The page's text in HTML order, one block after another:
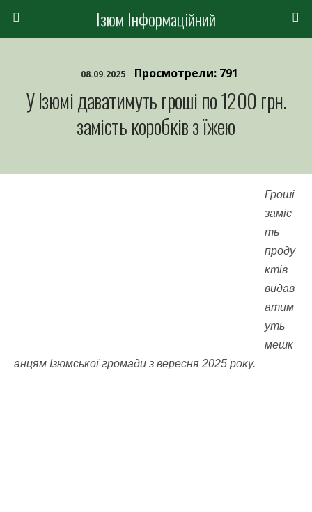
Ізюм Інформаційний
08.09.2025 Просмотрели: 791
У Ізюмі даватимуть гроші по 1200 грн.
замість коробків з їжею
Гроші
заміс
ть
проду
ктів
видав
атим
уть
мешк
анцям Ізюмської громади з вересня 2025 року.